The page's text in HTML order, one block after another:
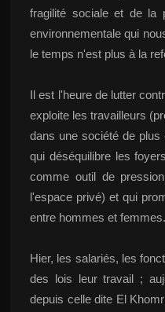
fragilité sociale et de la
environnementale qui
le temps n'est plus à la
Il est l'heure de lutter
exploite les travailleurs
dans une société de plus
qui déséquilibre les
comme outil de
l'espace privé) et qui
entre hommes et femmes.
Hier, les salariés, les
des lois leur travail ;
depuis celle dite El